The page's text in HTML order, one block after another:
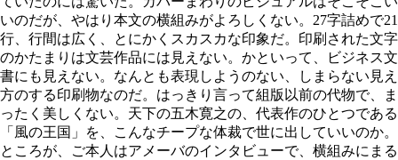
いのだが、やはり本文の横組みがよろしくない。27字詰めで21
行、行間は広く、とにかくスカスカな印象だ。印刷された文字
のかたまりは文芸作品には見えない。かといって、ビジネス文
書にも見えない。なんとも表現しようのない、しまらない見え
方のする印刷物なのだ。はっきり言って組版以前の代物で、ま
ったく美しくない。天下の五木寛之の、代表作のひとつである
「風の王国」を、こんなチープな体裁で世に出していいのか。
ところが、ご本人はアメーバのインタビューで、横組みにまる